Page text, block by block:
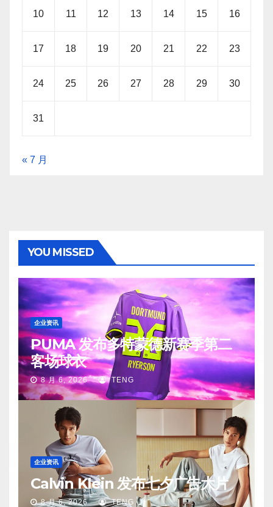
10 11 12 13 14 15 16
17 18 19 20 21 22 23
24 25 26 27 28 29 30
31
« 7 月
YOU MISSED
企业资讯
PUMA 发布多特蒙德新赛季第二
客场球衣
8 月 6, 2026 TENG
企业资讯
Calvin Klein 发布七夕广告大片
8 月 6, 2026 TENG